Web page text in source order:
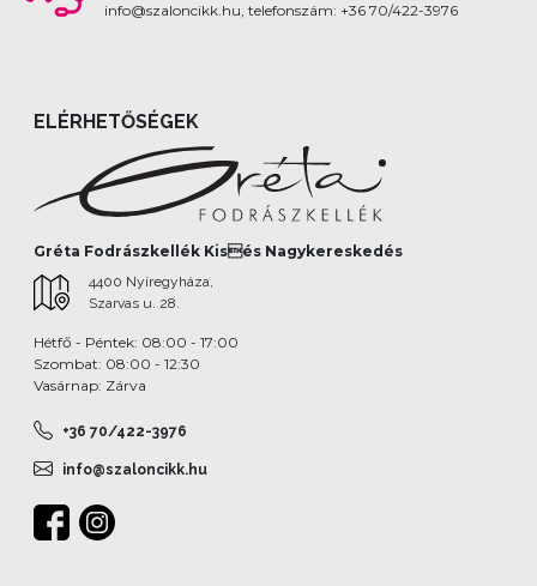
info@szaloncikk.hu, telefonszám: +36 70/422-3976
ELÉRHETŐSÉGEK
Gréta Fodrászkellék Kisés Nagykereskedés
4400 Nyíregyháza,
Szarvas u. 28.
Hétfő - Péntek: 08:00 - 17:00
Szombat: 08:00 - 12:30
Vasárnap: Zárva
+36 70/422-3976
info@szaloncikk.hu